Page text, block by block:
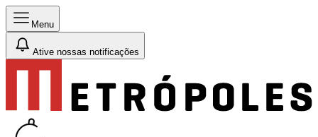
Menu
Ative nossas notificações